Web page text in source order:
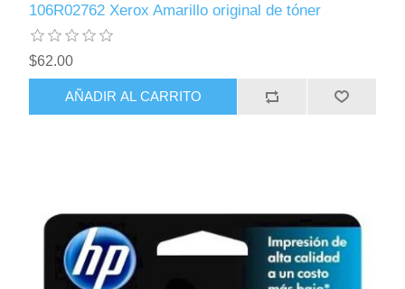
106R02762 Xerox Amarillo original de tóner
$62.00
AÑADIR AL CARRITO